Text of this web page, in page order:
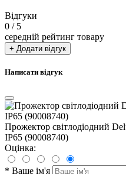
Відгуки
0 / 5
середній рейтинг товару
+ Додати відгук
Написати відгук
Прожектор світлодіодний
IP65 (90008740)
Оцінка:
* Ваше ім'я